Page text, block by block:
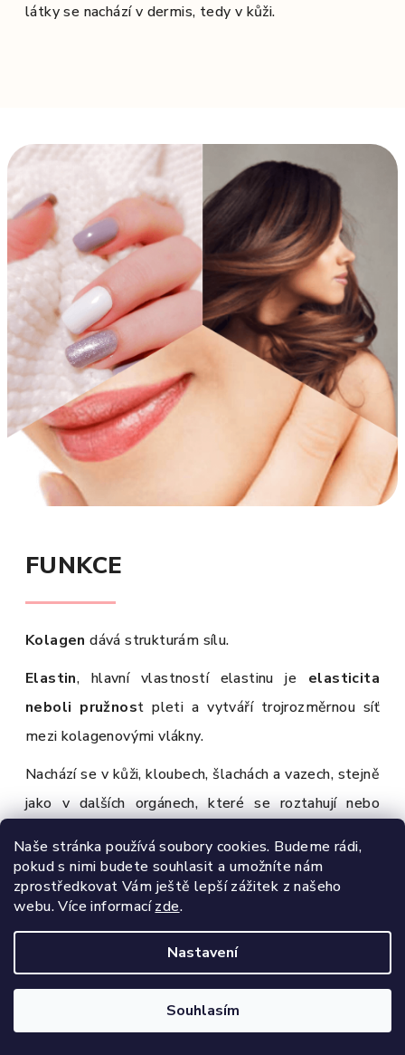
Naše stránka používá soubory cookies. Budeme rádi,
pokud s nimi budete souhlasit a umožníte nám
zprostředkovat Vám ještě lepší zážitek z našeho
webu.Více informacízde.
Nastavení
Souhlasím
látky se nachází v dermis, tedy v kůži.
FUNKCE
Kolagen dává strukturám sílu.
Elastin, hlavní vlastností elastinu je elasticita
neboli pružnost pleti a vytváří trojrozměrnou síť
mezi kolagenovými vlákny.
Nachází se v kůži, kloubech, šlachách a vazech, stejně
jako v dalších orgánech, které se roztahují nebo
jejich pružnost a tím podporuje jejich zdravou funkci.